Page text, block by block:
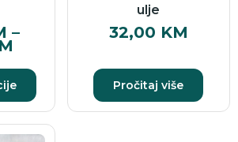
–
ulje
32,00 KM
Pročitaj više